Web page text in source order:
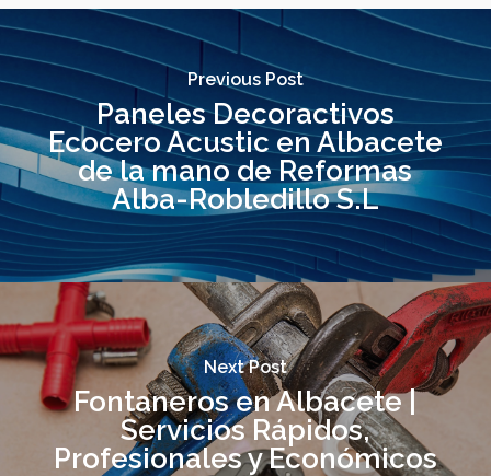
Previous Post
Paneles Decoractivos
Ecocero Acustic en Albacete
de la mano de Reformas
Alba-Robledillo S.L
Next Post
Fontaneros en Albacete |
Servicios Rápidos,
Profesionales y Económicos